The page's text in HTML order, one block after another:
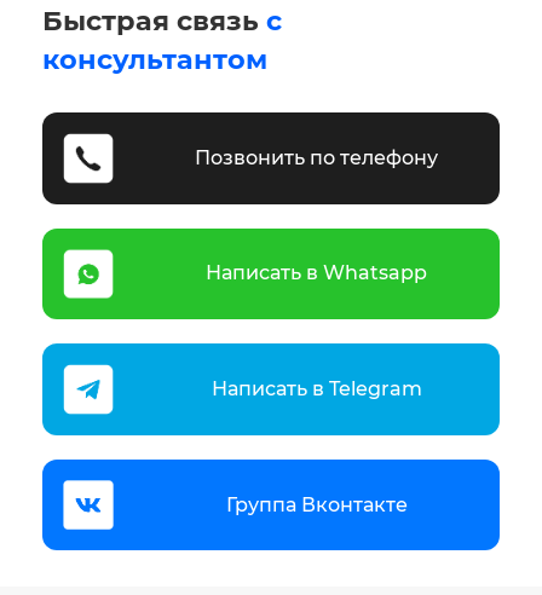
Быстрая связь с
консультантом
Позвонить по телефону
Написать в Whatsapp
Написать в Telegram
Группа Вконтакте